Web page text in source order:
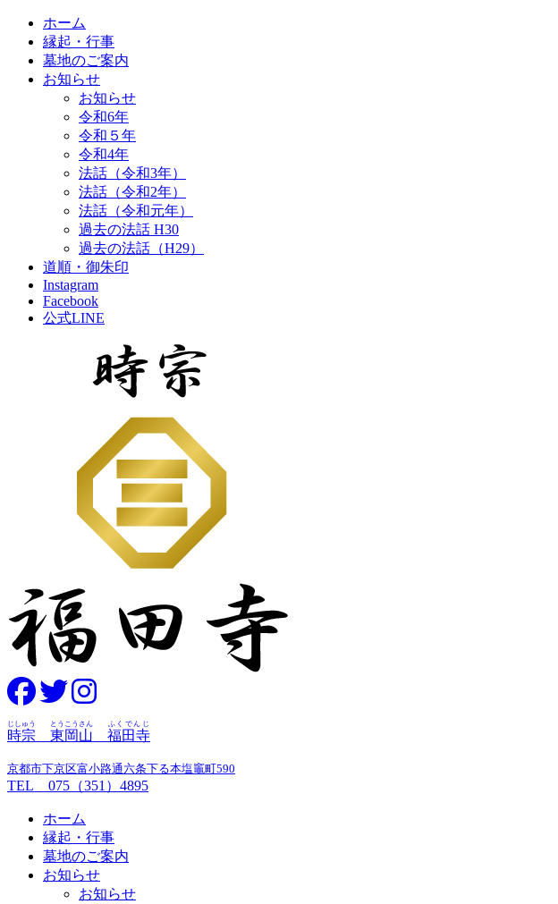
ホーム
縁起・行事
墓地のご案内
お知らせ
お知らせ
令和6年
令和５年
令和4年
法話（令和3年）
法話（令和2年）
法話（令和元年）
過去の法話 H30
過去の法話（H29）
道順・御朱印
Instagram
Facebook
公式LINE
時宗
じしゅう
東岡山
とうこうさん
福田寺
ふくでんじ
京都市下京区富小路通六条下る本塩竈町590
TEL 075（351）4895
ホーム
縁起・行事
墓地のご案内
お知らせ
お知らせ